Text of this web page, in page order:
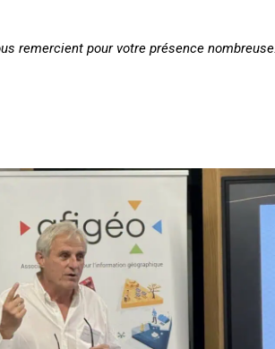
remercient pour votre présence nombreuse.